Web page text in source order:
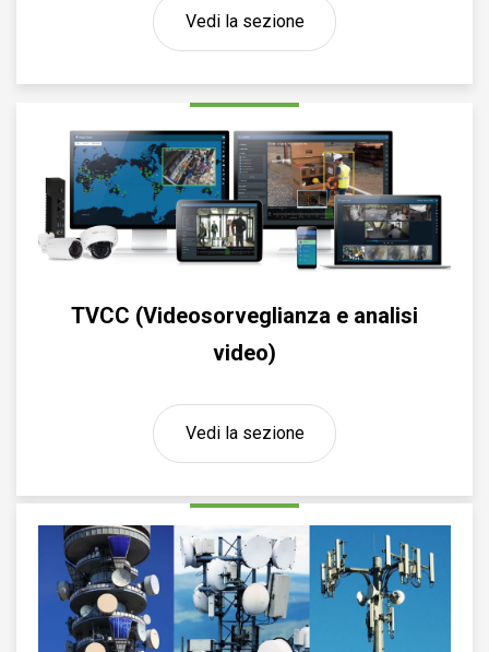
Vedi la sezione
TVCC (Videosorveglianza e analisi
video)
Vedi la sezione